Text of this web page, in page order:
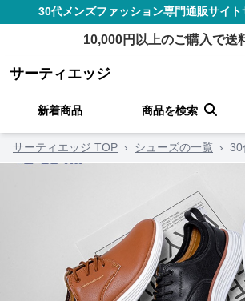
30代メンズファッション専門通販サイト
10,000円以上のご購入で送
サーティエッジ
新着商品 商品を検索
サーティエッジ TOP › シューズの一覧 › 30